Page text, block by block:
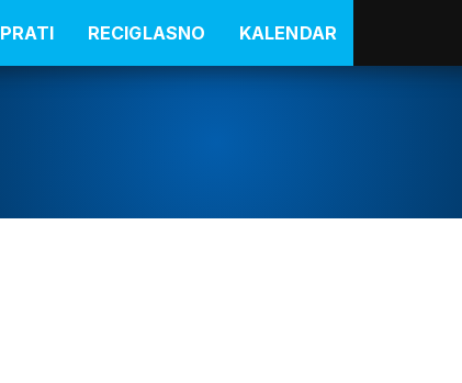
PRATI RECIGLASNO KALENDAR